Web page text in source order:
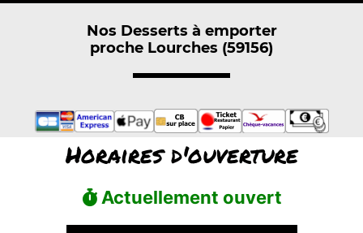
Nos Desserts à emporter
proche Lourches (59156)
Horaires d'ouverture
Actuellement ouvert